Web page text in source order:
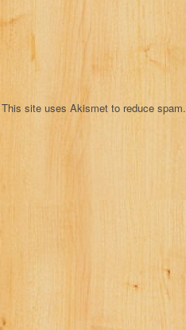
i
o
This site uses Akismet to reduce spam.